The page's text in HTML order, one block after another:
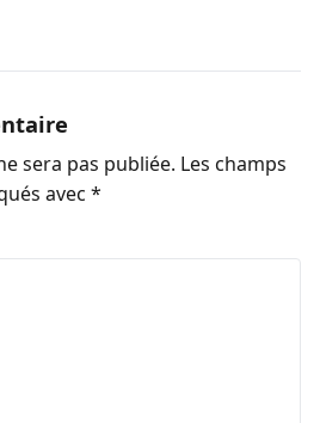
sera pas publiée. Les champs
avec *